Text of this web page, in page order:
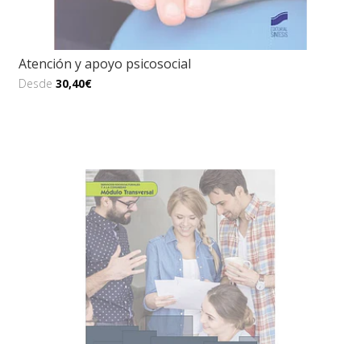
Atención y apoyo psicosocial
Desde 30,40€